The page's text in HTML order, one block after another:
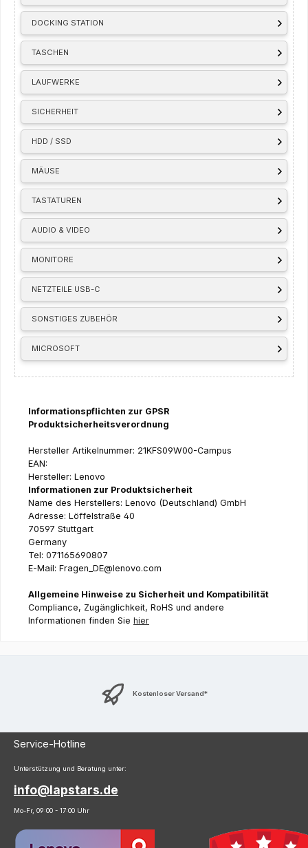
DOCKING STATION
TASCHEN
LAUFWERKE
SICHERHEIT
HDD / SSD
MÄUSE
TASTATUREN
AUDIO & VIDEO
MONITORE
NETZTEILE USB-C
SONSTIGES ZUBEHÖR
MICROSOFT
Informationspflichten zur GPSR
Produktsicherheitsverordnung
Hersteller Artikelnummer: 21KFS09W00-Campus
EAN:
Hersteller: Lenovo
Informationen zur Produktsicherheit
Name des Herstellers: Lenovo (Deutschland) GmbH
Adresse: Löffelstraße 40
70597 Stuttgart
Germany
Tel: 071165690807
E-Mail: Fragen_DE@lenovo.com
Allgemeine Hinweise zu Sicherheit und Kompatibilität
Compliance, Zugänglichkeit, RoHS und andere
Informationen finden Sie hier
Kostenloser Versand*
Service-Hotline
Unterstützung und Beratung unter:
info@lapstars.de
Mo-Fr, 09:00 - 17:00 Uhr